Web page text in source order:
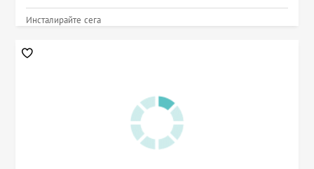
Инсталирайте сега